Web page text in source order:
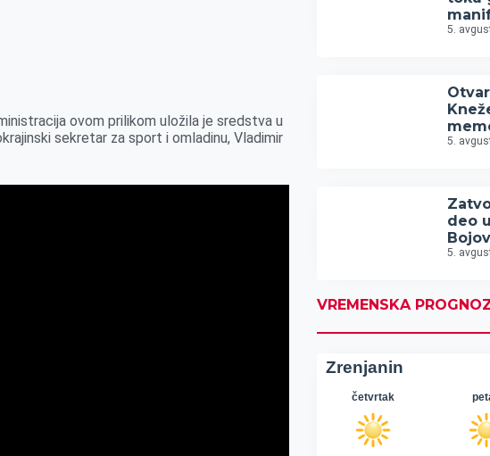
ovom prilikom uložila je sredstva u
sekretar za sport i omladinu, Vladimir
5.
5.
deo
5.
VREMENSKA